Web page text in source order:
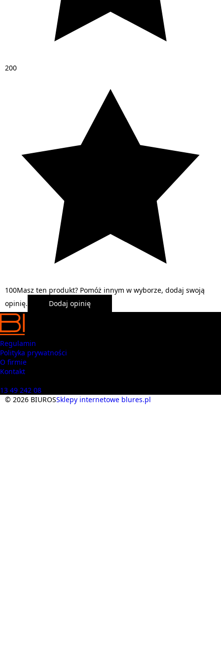
200
100Masz ten produkt? Pomóż innym w wyborze, dodaj swoją
opinię.
Dodaj opinię
Regulamin
Polityka prywatności
O firmie
Kontakt
13 49 242 08
© 2026 BIUROSSklepy internetowe blures.pl